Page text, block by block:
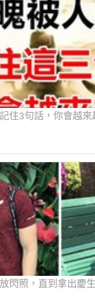
住3句話，你會越來
閃照，直到拿出慶